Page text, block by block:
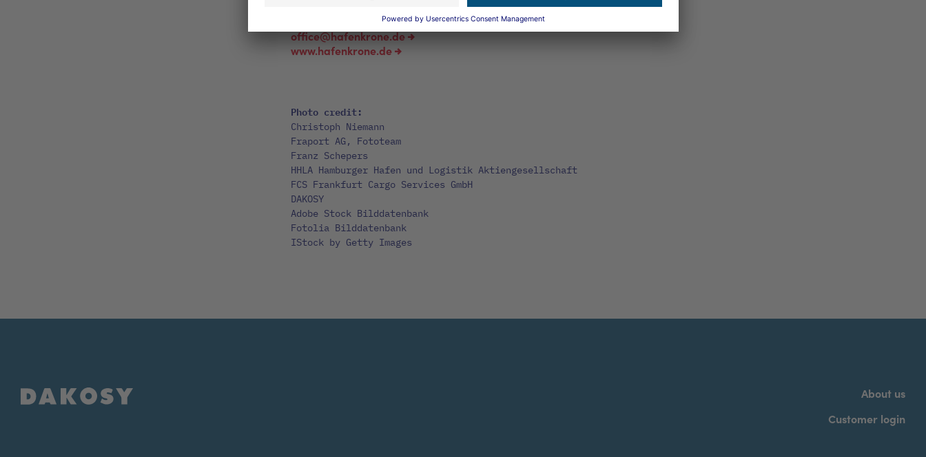
office@hafenkrone.de
www.hafenkrone.de
Photo credit:
Christoph Niemann
Fraport AG, Fototeam
Franz Schepers
HHLA Hamburger Hafen und Logistik Aktiengesellschaft
FCS Frankfurt Cargo Services GmbH
DAKOSY
Adobe Stock Bilddatenbank
Fotolia Bilddatenbank
IStock by Getty Images
About us
Customer login